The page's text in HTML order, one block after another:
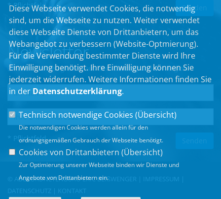
* Pflichtfeld
Newsletter
Erhalten Sie Neuigkeiten aus dem Landtag und der Region.
* Pflichtfeld
© ABGEORDNETENBÜRO ERIC BEIßWENGER | IMPRESSUM
DATENSCHUTZ
KONTAKT
Diese Webseite verwendet Cookies, die notwendig
sind, um die Webseite zu nutzen. Weiter verwendet
diese Webseite Dienste von Drittanbietern, um das
Webangebot zu verbessern (Website-Optmierung).
Für die Verwendung bestimmter Dienste wird Ihre
Einwilligung benötigt. Ihre Einwilligung können Sie
jederzeit widerrufen. Weitere Informationen finden Sie
in der Datenschutzerklärung.
Technisch notwendige Cookies (Übersicht)
Die notwendigen Cookies werden allein für den
ordnungsgemäßen Gebrauch der Webseite benötigt.
Cookies von Drittanbietern (Übersicht)
Zur Optimierung unserer Webseite binden wir Dienste und
Angebote von Drittanbietern ein.